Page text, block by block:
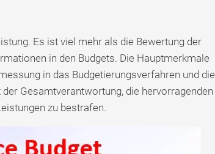
Es ist viel mehr als die Bewertung der
in den Budgets. Die Hauptmerkmale
in das Budgetierungsverfahren und die
Gesamtverantwortung, die hervorragenden
zu bestrafen.